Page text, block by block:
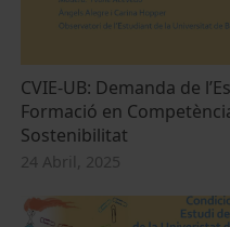
CVIE-UB: Demanda de
Formació en
Sostenibilitat
24 Abril, 2025